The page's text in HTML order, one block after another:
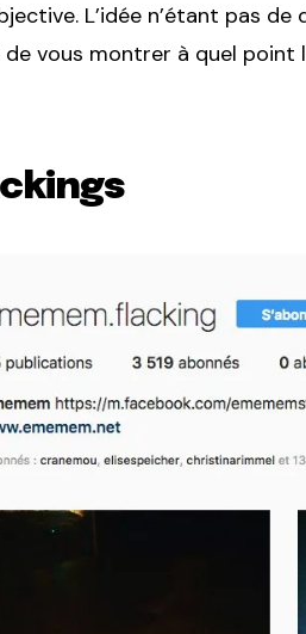
L’idée n’étant pas de
vous montrer à quel point